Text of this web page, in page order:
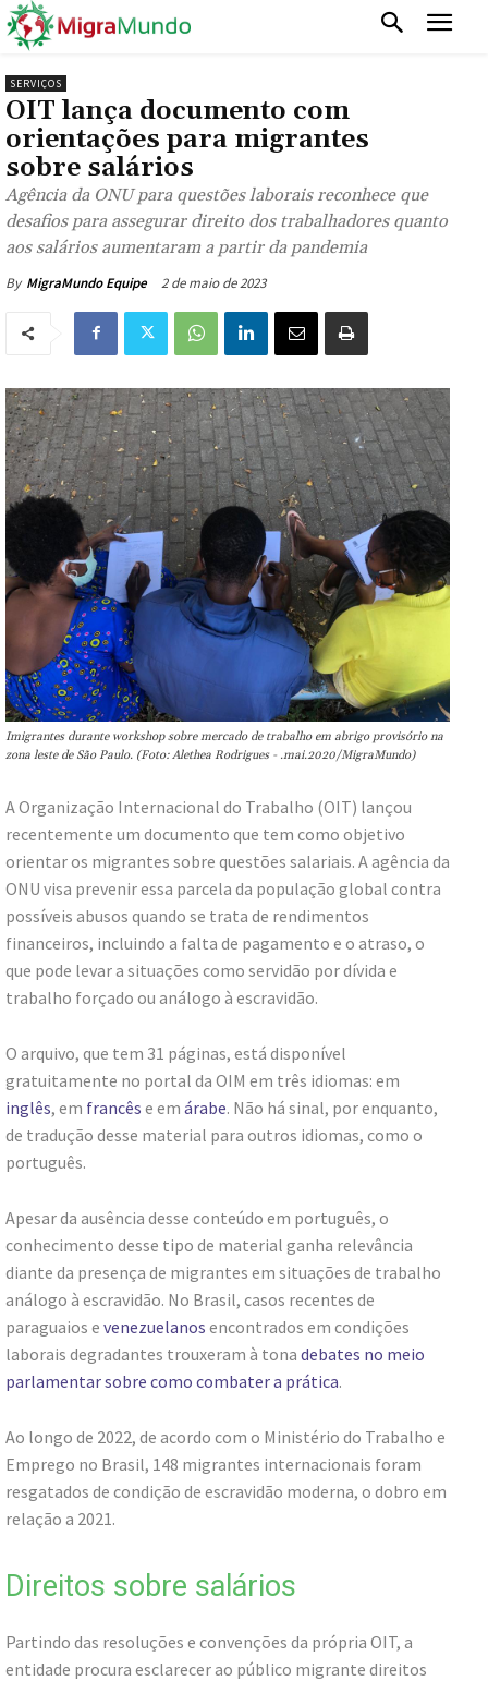
SERVIÇOS
OIT lança documento com
orientações para migrantes
sobre salários
Agência da ONU para questões laborais reconhece que
desafios para assegurar direito dos trabalhadores quanto
aos salários aumentaram a partir da pandemia
By MigraMundo Equipe 2 de maio de 2023
Imigrantes durante workshop sobre mercado de trabalho em abrigo provisório na
zona leste de São Paulo. (Foto: Alethea Rodrigues - .mai.2020/MigraMundo)
A Organização Internacional do Trabalho (OIT) lançou
recentemente um documento que tem como objetivo
orientar os migrantes sobre questões salariais. A agência da
ONU visa prevenir essa parcela da população global contra
possíveis abusos quando se trata de rendimentos
financeiros, incluindo a falta de pagamento e o atraso, o
que pode levar a situações como servidão por dívida e
trabalho forçado ou análogo à escravidão.
O arquivo, que tem 31 páginas, está disponível
gratuitamente no portal da OIM em três idiomas: em
inglês, em francês e em árabe. Não há sinal, por enquanto,
de tradução desse material para outros idiomas, como o
português.
Apesar da ausência desse conteúdo em português, o
conhecimento desse tipo de material ganha relevância
diante da presença de migrantes em situações de trabalho
análogo à escravidão. No Brasil, casos recentes de
paraguaios e venezuelanos encontrados em condições
laborais degradantes trouxeram à tona debates no meio
parlamentar sobre como combater a prática.
Ao longo de 2022, de acordo com o Ministério do Trabalho e
Emprego no Brasil, 148 migrantes internacionais foram
resgatados de condição de escravidão moderna, o dobro em
relação a 2021.
Direitos sobre salários
Partindo das resoluções e convenções da própria OIT, a
entidade procura esclarecer ao público migrante direitos